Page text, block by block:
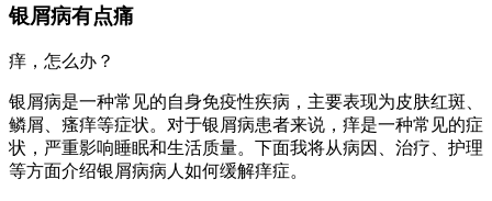
银屑病有点痛
痒，怎么办？
银屑病是一种常见的自身免疫性疾病，主要表现为皮肤红斑、
鳞屑、瘙痒等症状。对于银屑病患者来说，痒是一种常见的症
状，严重影响睡眠和生活质量。下面我将从病因、治疗、护理
等方面介绍银屑病病人如何缓解痒症。